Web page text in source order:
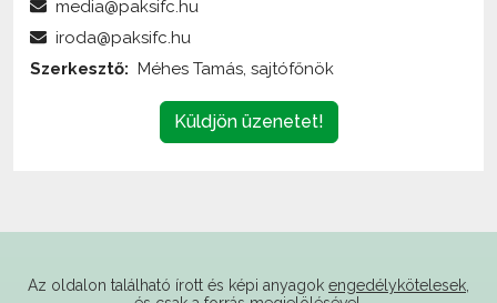
Küldjön üzenetet!
internetes felhasználás esetén élő hivatkozás elhelyezésével
(forrás: paksifc.hu) használhatóak fel.